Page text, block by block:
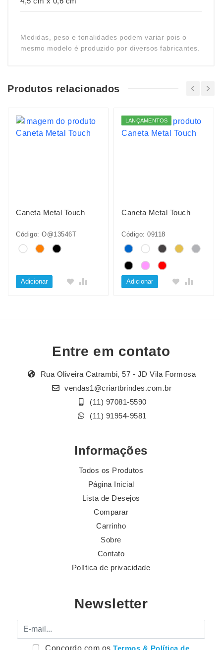
Medidas, peso e tonalidades podem variar pois o
mesmo modelo é produzido por diversos fabricantes.
Produtos relacionados
Caneta Metal Touch
Código: O@13546T
Adicionar
LANÇAMENTOS
Caneta Metal Touch
Código: 09118
Adicionar
Entre em contato
Rua Oliveira Catrambi, 57 - JD Vila Formosa
vendas1@criartbrindes.com.br
(11) 97081-5590
(11) 91954-9581
Informações
Todos os Produtos
Página Inicial
Lista de Desejos
Comparar
Carrinho
Sobre
Contato
Política de privacidade
Newsletter
E-mail